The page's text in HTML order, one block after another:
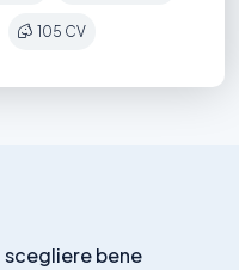
105 CV
scegliere bene